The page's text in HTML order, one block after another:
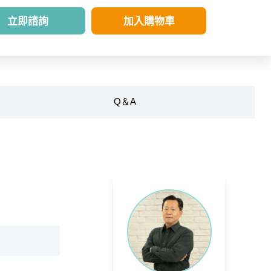
立即諮詢 加入購物車
Q＆A